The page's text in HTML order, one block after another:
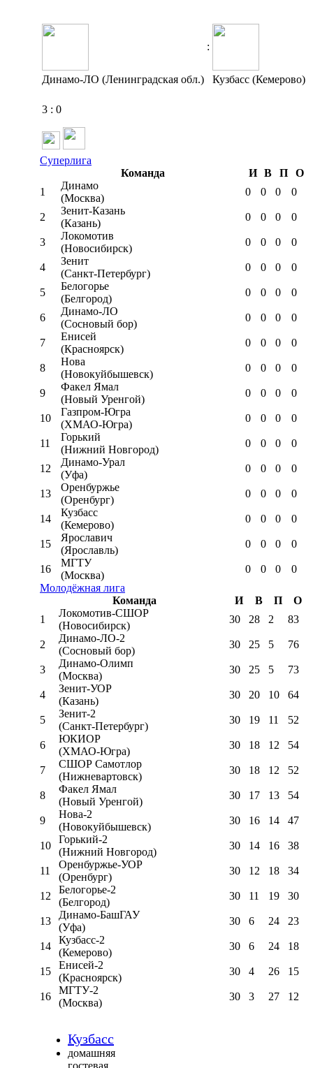
:
Динамо-ЛО (Ленинградская обл.) Кузбасс (Кемерово)
3 : 0
Суперлига
Команда
И В П
О
1
Динамо
(Москва)
0 0 0 0
2
Зенит-Казань
(Казань)
0 0 0 0
3
Локомотив
(Новосибирск)
0 0 0 0
4
Зенит
(Санкт-Петербург)
0 0 0 0
5
Белогорье
(Белгород)
0 0 0 0
6
Динамо-ЛО
(Сосновый бор)
0 0 0 0
7
Енисей
(Красноярск)
0 0 0 0
8
Нова
(Новокуйбышевск)
0 0 0 0
9
Факел Ямал
(Новый Уренгой)
0 0 0 0
10
Газпром-Югра
(ХМАО-Югра)
0 0 0 0
11
Горький
(Нижний Новгород)
0 0 0 0
12
Динамо-Урал
(Уфа)
0 0 0 0
13
Оренбуржье
(Оренбург)
0 0 0 0
14
Кузбасс
(Кемерово)
0 0 0 0
15
Ярославич
(Ярославль)
0 0 0 0
16
МГТУ
(Москва)
0 0 0
0
Молодёжная лига
Команда
И В П
О
1
Локомотив-CШОР
(Новосибирск)
30 28 2 83
2
Динамо-ЛО-2
(Сосновый бор)
30 25 5 76
3
Динамо-Олимп
(Москва)
30 25 5 73
4
Зенит-УОР
(Казань)
30 20 10 64
5
Зенит-2
(Санкт-Петербург)
30 19 11 52
6
ЮКИОР
(ХМАО-Югра)
30 18 12 54
7
СШОР Самотлор
(Нижневартовск)
30 18 12 52
8
Факел Ямал
(Новый Уренгой)
30 17 13 54
9
Нова-2
(Новокуйбышевск)
30 16 14 47
10
Горький-2
(Нижний Новгород)
30 14 16 38
11
Оренбуржье-УОР
(Оренбург)
30 12 18 34
12
Белогорье-2
(Белгород)
30 11 19 30
13
Динамо-БашГАУ
(Уфа)
30 6 24 23
14
Кузбасс-2
(Кемерово)
30 6 24 18
15
Енисей-2
(Красноярск)
30 4 26 15
16
МГТУ-2
(Москва)
30 3 27 12
Кузбасс
домашняя
гостевая